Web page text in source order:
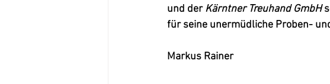
und der Kärntner Treuhand GmbH
für seine unermüdliche Proben-
Markus Rainer